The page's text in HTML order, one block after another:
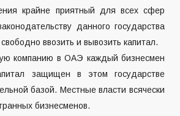
крайне приятный для всех сфер
данного государства
ввозить и вывозить капитал.
компанию в ОАЭ каждый бизнесмен
защищен в этом государстве
базой. Местные власти всячески
бизнесменов.